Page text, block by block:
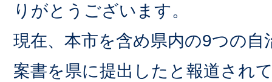
りがとうございます。
現在、本市を含め県内の9つの自
案書を県に提出したと報道され